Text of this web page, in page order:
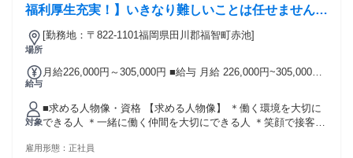
福利厚生充実！】いきなり難しいことは任せません。
まずは「お店を知ること」からスタート
場所
[勤務地：〒822-1101福岡県田川郡福智町赤池]
給与
月給226,000円～305,000円 ■給与 月給 226,000円~305,000円
円～45000円） 超過分は別途支給 【福利厚生・待遇】 ・社会
保険完備 ・昇給あり（人事考課による） ・賞与年2回（業績
による） ・制服あり ・扶養手当 ・単身赴任手当 ・残業手
当・深夜手当 ・休日出勤手当 ・寮・借上げ社宅完備（冷蔵
対象
■求める人物像・資格 【求める人物像】 ＊働く環境を大切に
できる人 ＊一緒に働く仲間を大切にできる人 ＊笑顔で接客で
歳以上（労基法61条・満18歳に満たない者の深夜業の禁止の
雇用形態： 正社員